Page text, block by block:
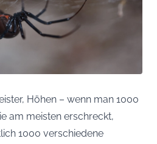
Höhen – wenn man 1000
am meisten erschreckt,
1000 verschiedene